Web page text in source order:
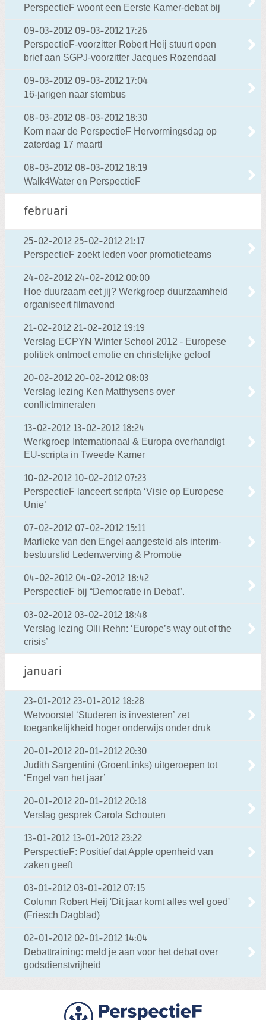
PerspectieF woont een Eerste Kamer-debat bij
09-03-2012 09-03-2012 17:26
PerspectieF-voorzitter Robert Heij stuurt open
brief aan SGPJ-voorzitter Jacques Rozendaal
09-03-2012 09-03-2012 17:04
16-jarigen naar stembus
08-03-2012 08-03-2012 18:30
Kom naar de PerspectieF Hervormingsdag op
zaterdag 17 maart!
08-03-2012 08-03-2012 18:19
Walk4Water en PerspectieF
februari
25-02-2012 25-02-2012 21:17
PerspectieF zoekt leden voor promotieteams
24-02-2012 24-02-2012 00:00
Hoe duurzaam eet jij? Werkgroep duurzaamheid
organiseert filmavond
21-02-2012 21-02-2012 19:19
Verslag ECPYN Winter School 2012 - Europese
politiek ontmoet emotie en christelijke geloof
20-02-2012 20-02-2012 08:03
Verslag lezing Ken Matthysens over
conflictmineralen
13-02-2012 13-02-2012 18:24
Werkgroep Internationaal & Europa overhandigt
EU-scripta in Tweede Kamer
10-02-2012 10-02-2012 07:23
PerspectieF lanceert scripta ‘Visie op Europese
Unie’
07-02-2012 07-02-2012 15:11
Marlieke van den Engel aangesteld als interim-
bestuurslid Ledenwerving & Promotie
04-02-2012 04-02-2012 18:42
PerspectieF bij “Democratie in Debat”.
03-02-2012 03-02-2012 18:48
Verslag lezing Olli Rehn: ‘Europe’s way out of the
crisis’
januari
23-01-2012 23-01-2012 18:28
Wetvoorstel ‘Studeren is investeren’ zet
toegankelijkheid hoger onderwijs onder druk
20-01-2012 20-01-2012 20:30
Judith Sargentini (GroenLinks) uitgeroepen tot
‘Engel van het jaar’
20-01-2012 20-01-2012 20:18
Verslag gesprek Carola Schouten
13-01-2012 13-01-2012 23:22
PerspectieF: Positief dat Apple openheid van
zaken geeft
03-01-2012 03-01-2012 07:15
Column Robert Heij 'Dit jaar komt alles wel goed'
(Friesch Dagblad)
02-01-2012 02-01-2012 14:04
Debattraining: meld je aan voor het debat over
godsdienstvrijheid